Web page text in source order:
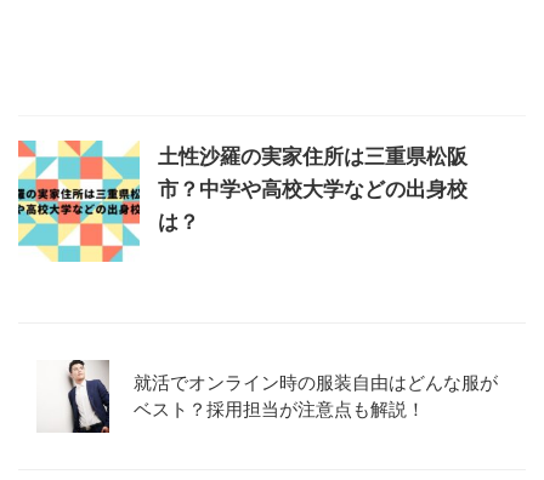
土性沙羅の実家住所は三重県松阪
市？中学や高校大学などの出身校
は？
就活でオンライン時の服装自由はどんな服が
ベスト？採用担当が注意点も解説！